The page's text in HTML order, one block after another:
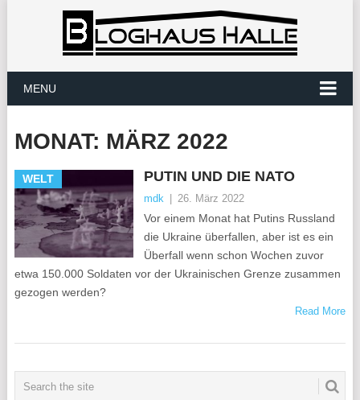
MENU
MONAT: MÄRZ 2022
WELT PUTIN UND DIE NATO
mdk 26. März 2022
Vor einem Monat hat Putins Russland
die Ukraine überfallen, aber ist es ein
Überfall wenn schon Wochen zuvor
etwa 150.000 Soldaten vor der Ukrainischen Grenze zusammen
gezogen werden?
Read More